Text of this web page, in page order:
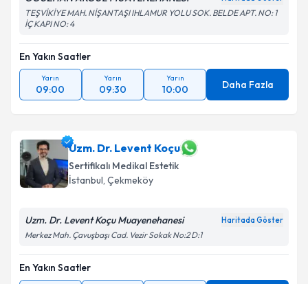
TEŞVİKİYE MAH. NİŞANTAŞI IHLAMUR YOLU SOK. BELDE APT. NO: 1
İÇ KAPI NO: 4
En Yakın Saatler
Yarın
09:00
Yarın
09:30
Yarın
10:00 Daha Fazla
Uzm. Dr. Levent Koçu
Sertifikalı Medikal Estetik
İstanbul, Çekmeköy
Uzm. Dr. Levent Koçu Muayenehanesi Haritada Göster
Merkez Mah. Çavuşbaşı Cad. Vezir Sokak No:2 D:1
En Yakın Saatler